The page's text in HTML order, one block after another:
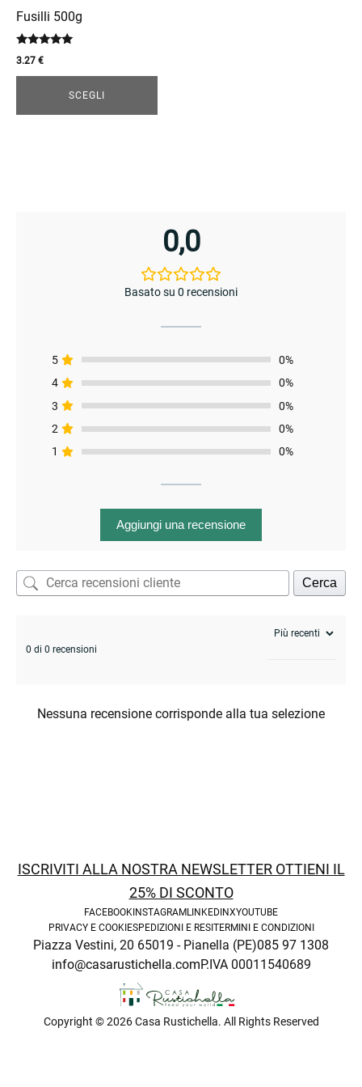
Fusilli 500g
Valutato
5.00
su 5
3.27 €
SCEGLI
essere
scelte
nella
pagina
prodotto
0,0
Basato su 0 recensioni
5
0%
4
0%
3
0%
2
0%
1
0%
Aggiungi una recensione
Cerca
0 di 0 recensioni
Nessuna recensione corrisponde alla tua selezione
ISCRIVITI ALLA NOSTRA NEWSLETTER OTTIENI IL
25% DI SCONTO
FACEBOOK INSTAGRAM LINKEDINXYOUTUBE
PRIVACY E COOKIESPEDIZIONI E RESI TERMINI E CONDIZIONI
Piazza Vestini, 20 65019 - Pianella (PE)085 97 1308
info@casarustichella.comP.IVA 00011540689
Copyright © 2026 Casa Rustichella. All Rights Reserved